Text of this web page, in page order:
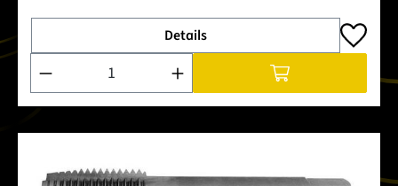
Details
Produkt Anzahl: Gib den gewünschten Wert ein oder